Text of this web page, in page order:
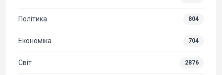
Політика 804
Економіка 704
Світ 2876